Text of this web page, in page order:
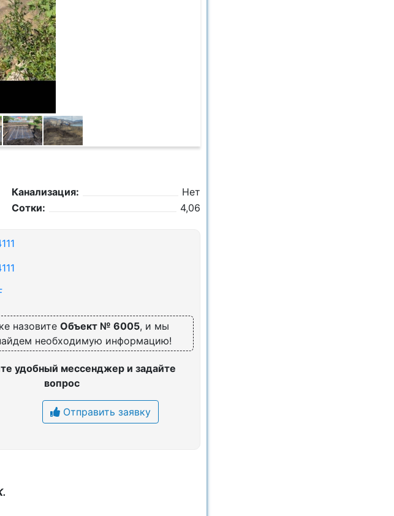
Канализация:
Нет
Сотки:
4,06
назовитеОбъект № 6005, и мы
необходимую информацию!
удобный мессенджер и задайте
вопрос
Отправить заявку